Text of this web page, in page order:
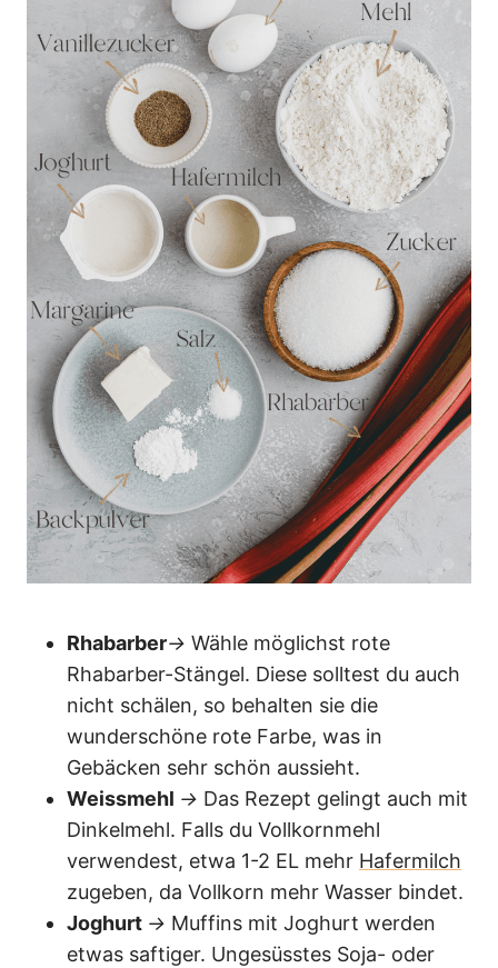
Rhabarber→ Wähle möglichst rote
Rhabarber-Stängel. Diese solltest du auch
nicht schälen, so behalten sie die
wunderschöne rote Farbe, was in
Gebäcken sehr schön aussieht.
Weissmehl → Das Rezept gelingt auch mit
Dinkelmehl. Falls du Vollkornmehl
verwendest, etwa 1-2 EL mehr Hafermilch
zugeben, da Vollkorn mehr Wasser bindet.
Joghurt → Muffins mit Joghurt werden
etwas saftiger. Ungesüsstes Soja- oder